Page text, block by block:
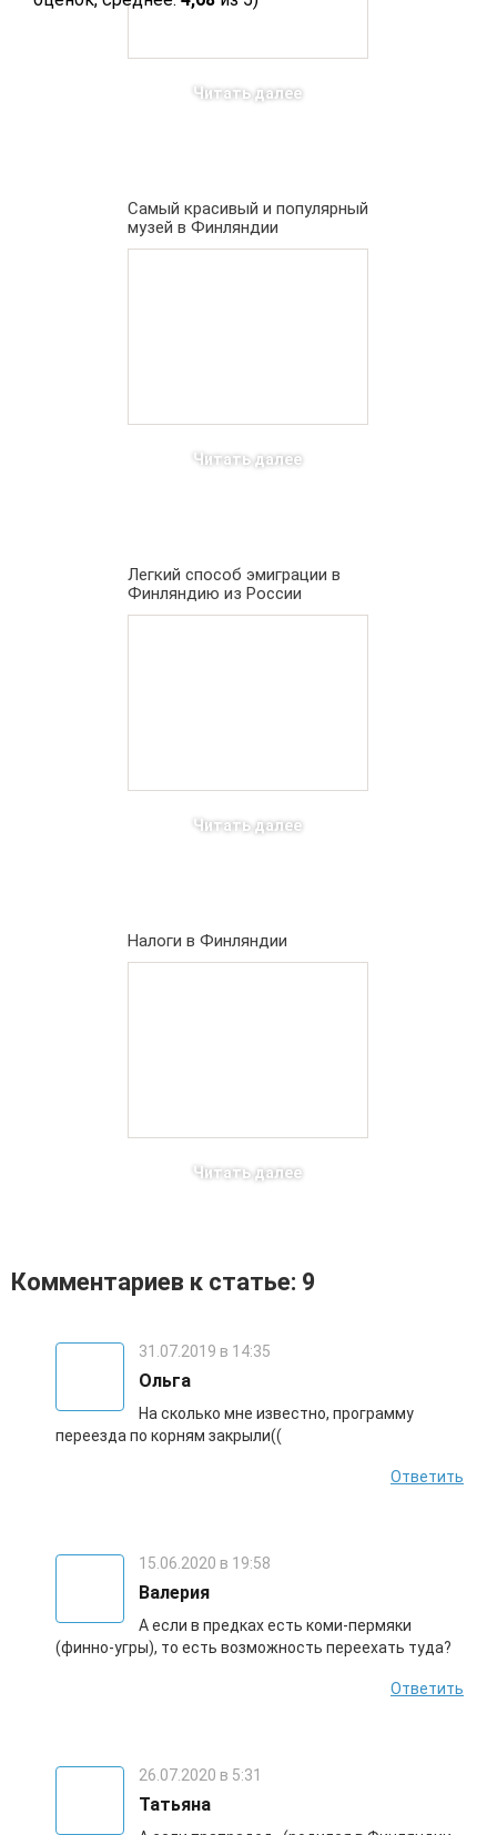
Читать далее
Самый красивый и популярный
музей в Финляндии
Читать далее
Легкий способ эмиграции в
Финляндию из России
Читать далее
Налоги в Финляндии
Читать далее
Комментариев к статье: 9
31.07.2019 в 14:35
Ольга
На сколько мне известно, программу
переезда по корням закрыли((
Ответить
15.06.2020 в 19:58
Валерия
А если в предках есть коми-пермяки
(финно-угры), то есть возможность переехать туда?
Ответить
26.07.2020 в 5:31
Татьяна